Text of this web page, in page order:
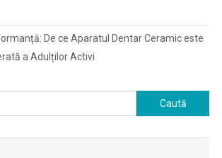
De ce Aparatul Dentar Ceramic este
a Adulților Activi
Caută
după: